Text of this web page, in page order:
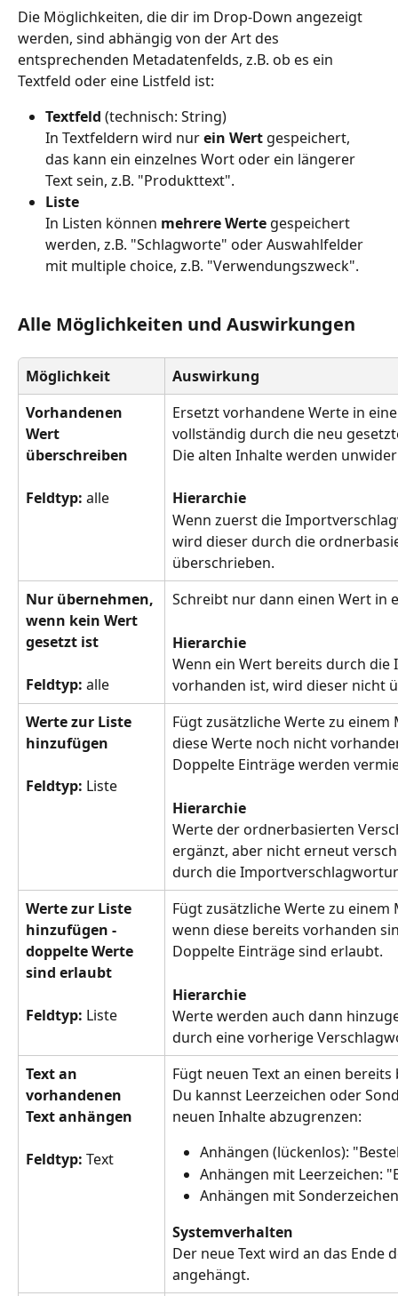
Die Möglichkeiten, die dir im Drop-Down angezeigt
werden, sind abhängig von der Art des
entsprechenden Metadatenfelds, z.B. ob es ein
Textfeld oder eine Listfeld ist:
Textfeld (technisch: String)
In Textfeldern wird nur ein Wert gespeichert,
das kann ein einzelnes Wort oder ein längerer
Text sein, z.B. "Produkttext".
Liste
In Listen können mehrere Werte gespeichert
werden, z.B. "Schlagworte" oder Auswahlfelder
mit multiple choice, z.B. "Verwendungszweck".
Alle Möglichkeiten und Auswirkungen
Möglichkeit
Auswirkung
Vorhandenen
Wert
überschreiben
Feldtyp: alle
Ersetzt vorhandene Werte in
vollständig durch die neu
Die alten Inhalte werden
Hierarchie
Wenn zuerst die
wird dieser durch die
überschrieben.
Nur übernehmen,
wenn kein Wert
gesetzt ist
Feldtyp: alle
Schreibt nur dann einen Wert in
Hierarchie
Wenn ein Wert bereits durch
vorhanden ist, wird dieser nicht
Werte zur Liste
hinzufügen
Feldtyp: Liste
Fügt zusätzliche Werte zu
diese Werte noch nicht
Doppelte Einträge werden
Hierarchie
Werte der ordnerbasierten
ergänzt, aber nicht erneut
durch die
Werte zur Liste
hinzufügen -
doppelte Werte
sind erlaubt
Feldtyp: Liste
Fügt zusätzliche Werte zu
wenn diese bereits vorhanden
Doppelte Einträge sind erlaubt.
Hierarchie
Werte werden auch dann
durch eine vorherige
Text an
vorhandenen
Text anhängen
Feldtyp: Text
Fügt neuen Text an einen
Du kannst Leerzeichen oder
neuen Inhalte abzugrenzen:
Anhängen (lückenlos):
Anhängen mit Leerzeichen:
Anhängen mit
Systemverhalten
Der neue Text wird an das Ende
angehängt.